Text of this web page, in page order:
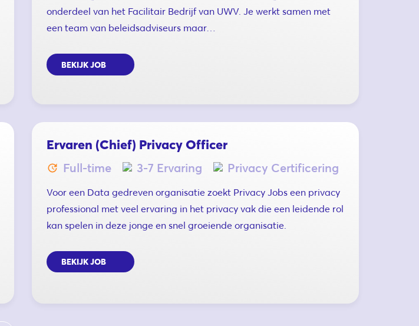
onderdeel van het Facilitair Bedrijf van UWV. Je werkt samen met
een team van beleidsadviseurs maar…
BEKIJK JOB
Ervaren (Chief) Privacy Officer
Full-time 3-7 Ervaring Privacy Certificering
Voor een Data gedreven organisatie zoekt Privacy Jobs een privacy
professional met veel ervaring in het privacy vak die een leidende rol
kan spelen in deze jonge en snel groeiende organisatie.
BEKIJK JOB